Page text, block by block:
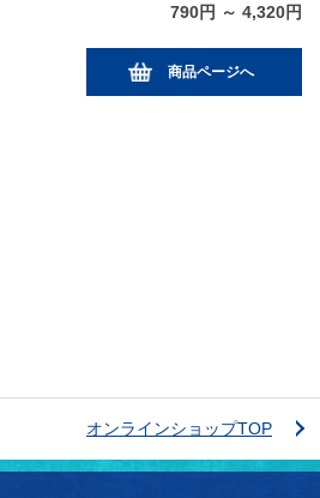
790円 ～ 4,320円
商品ページへ
オンラインショップTOP